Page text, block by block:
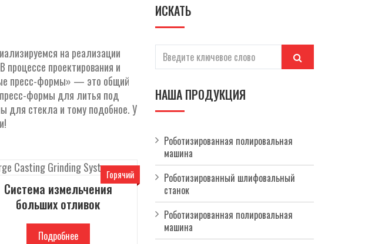
на реализации
процессе проектирования и
пресс-формы» — это общий
формы для литья под
стекла и тому подобное. У
Система измельчения
больших отливок
Подробнее
Горячий
ИСКАТЬ
НАША ПРОДУКЦИЯ
Роботизированная полировальная
машина
Роботизированный шлифовальный
станок
Роботизированная полировальная
машина